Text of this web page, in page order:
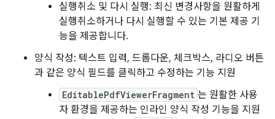
실행취소 및 다시 실행: 최신 변경사항을 원활하게
실행취소하거나 다시 실행할 수 있는 기본 제공 기
능을 제공합니다.
양식 작성: 텍스트 입력, 드롭다운, 체크박스, 라디오 버튼
과 같은 양식 필드를 클릭하고 수정하는 기능 지원
EditablePdfViewerFragment 는 원활한 사용
자 환경을 제공하는 인라인 양식 작성 기능을 지원